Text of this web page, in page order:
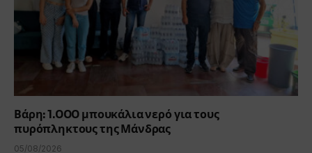
Βάρη: 1.000 μπουκάλια νερό για τους
πυρόπληκτους της Μάνδρας
05/08/2026